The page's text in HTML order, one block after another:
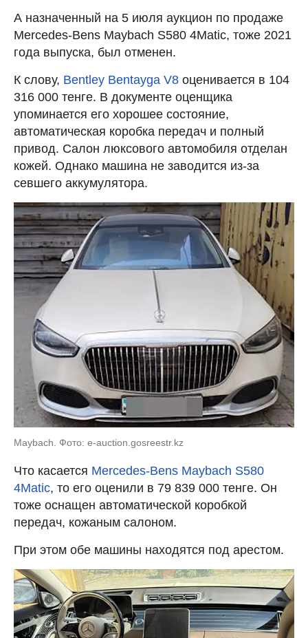
А назначенный на 5 июля аукцион по продаже
Mercedes-Bens Maybach S580 4Matic, тоже 2021
года выпуска, был отменен.
К слову, Bentley Bentayga V8 оценивается в 104
316 000 тенге. В документе оценщика
упоминается его хорошее состояние,
автоматическая коробка передач и полный
привод. Салон люксового автомобиля отделан
кожей. Однако машина не заводится из-за
севшего аккумулятора.
Maybaсh. Фото: e-auction.gosreestr.kz
Что касается Mercedes-Bens Maybach S580
4Matic, то его оценили в 79 839 000 тенге. Он
тоже оснащен автоматической коробкой
передач, кожаным салоном.
При этом обе машины находятся под арестом.